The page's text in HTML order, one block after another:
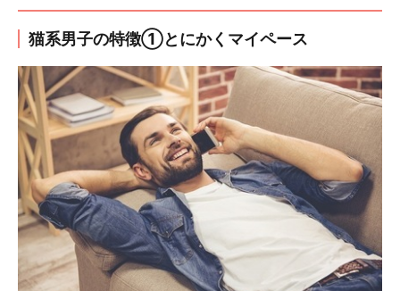
猫系男子の特徴①とにかくマイペース